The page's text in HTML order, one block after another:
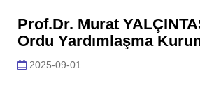
Prof.Dr. Murat
Ordu Yardımlaşma
2025-09-01